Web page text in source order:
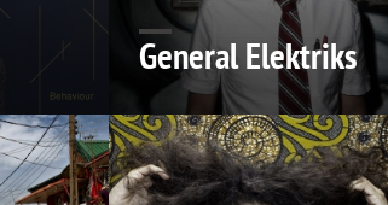
General Elektriks